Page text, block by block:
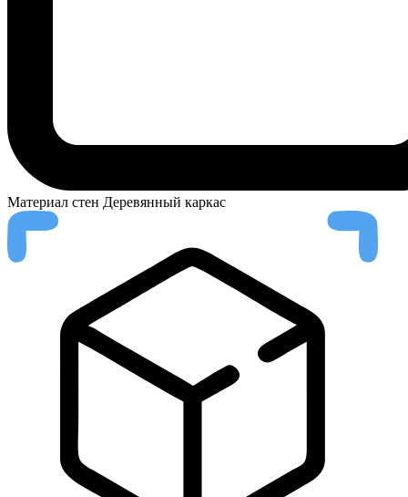
Материал стен Деревянный каркас